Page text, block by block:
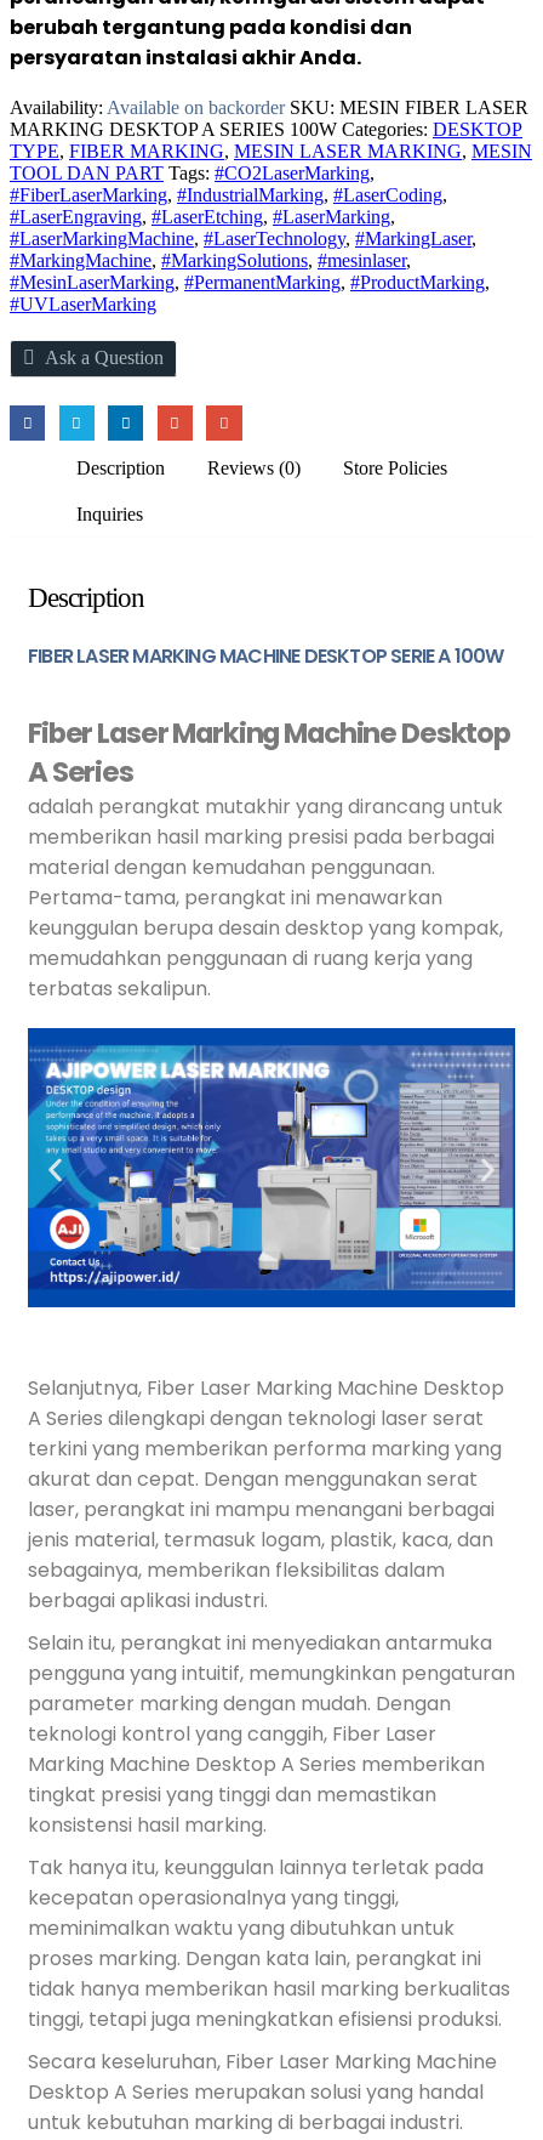
berubah tergantung pada kondisi dan
persyaratan instalasi akhir Anda.
Availability: Available on backorder SKU: MESIN FIBER LASER
MARKING DESKTOP A SERIES 100W Categories: DESKTOP
TYPE, FIBER MARKING, MESIN LASER MARKING, MESIN
TOOL DAN PART Tags: #CO2LaserMarking,
#FiberLaserMarking, #IndustrialMarking, #LaserCoding,
#LaserEngraving, #LaserEtching, #LaserMarking,
#LaserMarkingMachine, #LaserTechnology, #MarkingLaser,
#MarkingMachine, #MarkingSolutions, #mesinlaser,
#MesinLaserMarking, #PermanentMarking, #ProductMarking,
#UVLaserMarking
Ask a Question
Description Reviews (0) Store Policies
Inquiries
Description
FIBER LASER MARKING MACHINE DESKTOP SERIE A 100W
Fiber Laser Marking Machine Desktop
A Series
adalah perangkat mutakhir yang dirancang untuk
memberikan hasil marking presisi pada berbagai
material dengan kemudahan penggunaan.
Pertama-tama, perangkat ini menawarkan
keunggulan berupa desain desktop yang kompak,
memudahkan penggunaan di ruang kerja yang
terbatas sekalipun.
Selanjutnya, Fiber Laser Marking Machine Desktop
A Series dilengkapi dengan teknologi laser serat
terkini yang memberikan performa marking yang
akurat dan cepat. Dengan menggunakan serat
laser, perangkat ini mampu menangani berbagai
jenis material, termasuk logam, plastik, kaca, dan
sebagainya, memberikan fleksibilitas dalam
berbagai aplikasi industri.
Selain itu, perangkat ini menyediakan antarmuka
pengguna yang intuitif, memungkinkan pengaturan
parameter marking dengan mudah. Dengan
teknologi kontrol yang canggih, Fiber Laser
Marking Machine Desktop A Series memberikan
tingkat presisi yang tinggi dan memastikan
konsistensi hasil marking.
Tak hanya itu, keunggulan lainnya terletak pada
kecepatan operasionalnya yang tinggi,
meminimalkan waktu yang dibutuhkan untuk
proses marking. Dengan kata lain, perangkat ini
tidak hanya memberikan hasil marking berkualitas
tinggi, tetapi juga meningkatkan efisiensi produksi.
Secara keseluruhan, Fiber Laser Marking Machine
Desktop A Series merupakan solusi yang handal
untuk kebutuhan marking di berbagai industri.